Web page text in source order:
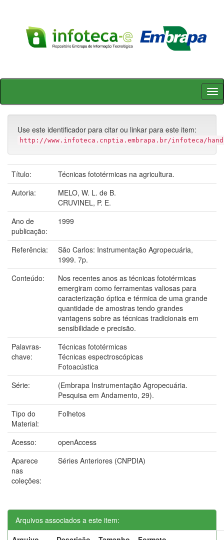
Skip
Use este identificador para citar ou linkar para este item:
http://www.infoteca.cnptia.embrapa.br/infoteca/
Título:
Técnicas fototérmicas na agricultura.
Autoria:
MELO, W. L. de B.
CRUVINEL, P. E.
Ano de
publicação:
1999
Referência:
São Carlos: Instrumentação Agropecuária,
1999. 7p.
Conteúdo:
Nos recentes anos as técnicas fototérmicas
emergiram como ferramentas valiosas para
caracterização óptica e térmica de uma grande
quantidade de amostras tendo grandes
vantagens sobre as técnicas tradicionais em
sensibilidade e precisão.
Palavras-
chave:
Técnicas fototérmicas
Técnicas espectroscópicas
Fotoacústica
Série:
(Embrapa Instrumentação Agropecuária.
Pesquisa em Andamento, 29).
Tipo do
Material:
Folhetos
Acesso:
openAccess
Aparece
nas
coleções:
Séries Anteriores (CNPDIA)
Arquivos associados a este item: